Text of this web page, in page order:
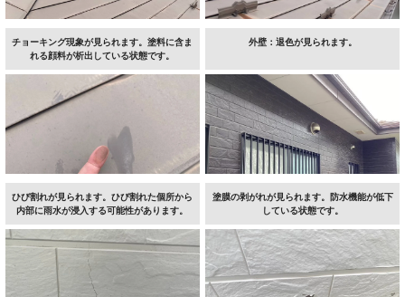
チョーキング現象が見られます。塗料に含ま
れる顔料が析出している状態です。
外壁：退色が見られます。
ひび割れが見られます。ひび割れた個所から
内部に雨水が浸入する可能性があります。
塗膜の剥がれが見られます。防水機能が低下
している状態です。